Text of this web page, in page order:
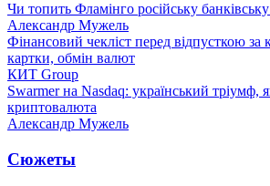
Чи топить Фламінго російську
Александр Мужель
Фінансовий чекліст перед відпусткою за
картки, обмін валют
КИТ Group
Swarmer на Nasdaq: український тріумф,
криптовалюта
Александр Мужель
Сюжеты